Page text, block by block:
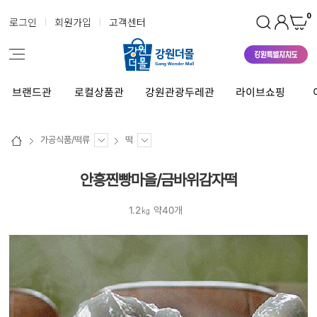
로그인 회원가입 고객센터 0
브랜드관 로컬상품관 강원관광두레관 라이브쇼핑
가공식품/떡류 떡
안흥찐빵마을/금바위감자떡
1.2㎏ 약40개